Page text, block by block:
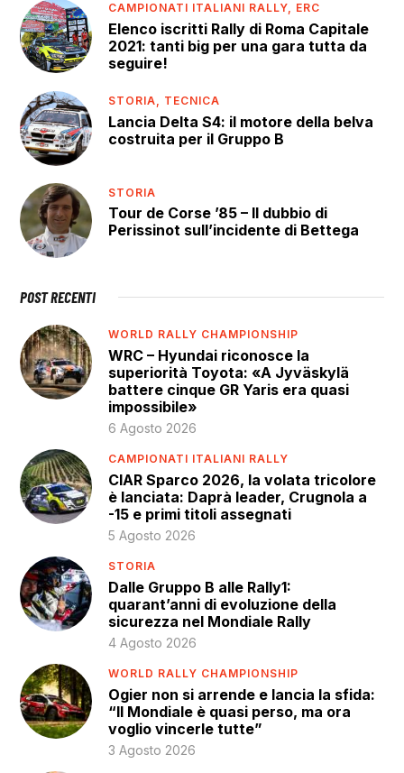
CAMPIONATI ITALIANI RALLY, ERC
Elenco iscritti Rally di Roma Capitale
2021: tanti big per una gara tutta da
seguire!
STORIA, TECNICA
Lancia Delta S4: il motore della belva
costruita per il Gruppo B
STORIA
Tour de Corse ’85 – Il dubbio di
Perissinot sull’incidente di Bettega
POST RECENTI
WORLD RALLY CHAMPIONSHIP
WRC – Hyundai riconosce la
superiorità Toyota: «A Jyväskylä
battere cinque GR Yaris era quasi
impossibile»
6 Agosto 2026
CAMPIONATI ITALIANI RALLY
CIAR Sparco 2026, la volata tricolore
è lanciata: Daprà leader, Crugnola a
-15 e primi titoli assegnati
5 Agosto 2026
STORIA
Dalle Gruppo B alle Rally1:
quarant’anni di evoluzione della
sicurezza nel Mondiale Rally
4 Agosto 2026
WORLD RALLY CHAMPIONSHIP
Ogier non si arrende e lancia la sfida:
“Il Mondiale è quasi perso, ma ora
voglio vincerle tutte”
3 Agosto 2026